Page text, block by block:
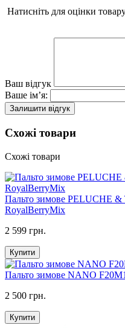
Натисніть для оцінки
Ваш відгук
Ваше ім’я:
Залишити відгук
Схожі товари
Схожі товари
Пальто зимове PELUCHE
RoyalBerryMix
2 599 грн.
Купити
Пальто зимове NANO
2 500 грн.
Купити